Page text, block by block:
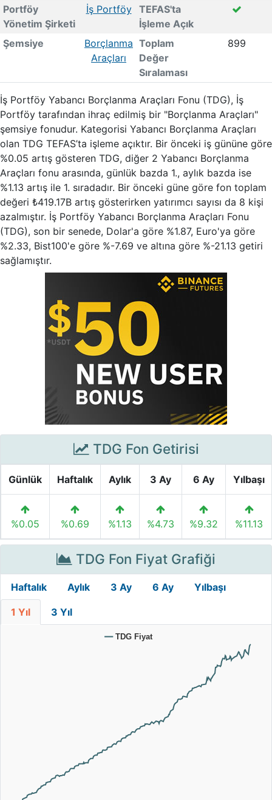
Portföy
Yönetim Şirketi
İş Portföy
TEFAS'ta
İşleme Açık
Şemsiye
Borçlanma
Araçları
Toplam
Değer
Sıralaması
899
İş Portföy Yabancı Borçlanma Araçları Fonu (TDG), İş
Portföy tarafından ihraç edilmiş bir "Borçlanma Araçları"
şemsiye fonudur. Kategorisi Yabancı Borçlanma Araçları
olan TDG TEFAS’ta işleme açıktır. Bir önceki iş gününe göre
%0.05 artış gösteren TDG, diğer 2 Yabancı Borçlanma
Araçları fonu arasında, günlük bazda 1., aylık bazda ise
%1.13 artış ile 1. sıradadır. Bir önceki güne göre fon toplam
değeri ₺419.17B artış gösterirken yatırımcı sayısı da 8 kişi
azalmıştır. İş Portföy Yabancı Borçlanma Araçları Fonu
(TDG), son bir senede, Dolar'a göre %1.87, Euro'ya göre
%2.33, Bist100'e göre %-7.69 ve altına göre %-21.13 getiri
sağlamıştır.
TDG Fon Getirisi
Günlük Haftalık Aylık 3 Ay 6 Ay Yılbaşı
%0.05 %0.69 %1.13 %4.73 %9.32 %11.13
TDG Fon Fiyat Grafiği
Haftalık Aylık 3 Ay 6 Ay Yılbaşı
1 Yıl 3 Yıl